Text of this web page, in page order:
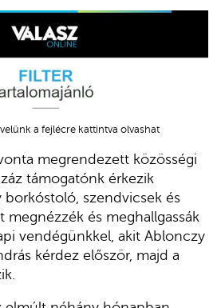
a fejlécre kattintva olvashat
megrendezett közösségi
támogatónk érkezik
borkóstoló, szendvicsek és
és meghallgassák
vendégünkkel, akit Ablonczy
kérdez először, majd a